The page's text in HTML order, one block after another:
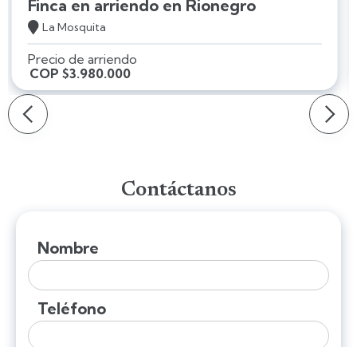
Finca en arriendo en Rionegro
 La Mosquita
Precio de arriendo
COP $3.980.000
Slide 2 of 4.
Slide 2 of 4.
Contáctanos
Nombre
Teléfono